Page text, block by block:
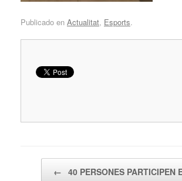
Publicado en Actualitat, Esports.
← 40 PERSONES PARTICIPEN